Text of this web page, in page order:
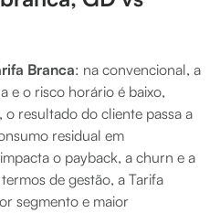
Branca: na convencional, a
e o risco horário é baixo,
resultado do cliente passa a
residual em
o payback, a churn e a
de gestão, a Tarifa
segmento e maior